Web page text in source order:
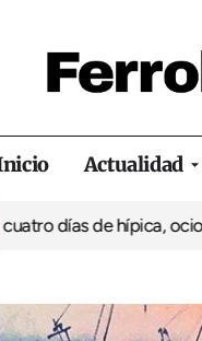
Actualidad
de hípica, ocio familiar